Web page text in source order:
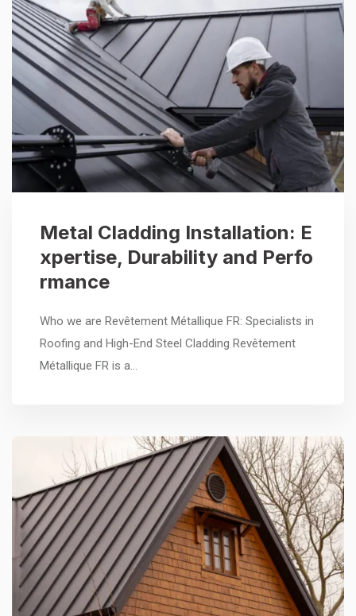
Metal Cladding Installation: E
xpertise, Durability and Perfo
rmance
Who we are Revêtement Métallique FR: Specialists in
Roofing and High-End Steel Cladding Revêtement
Métallique FR is a…